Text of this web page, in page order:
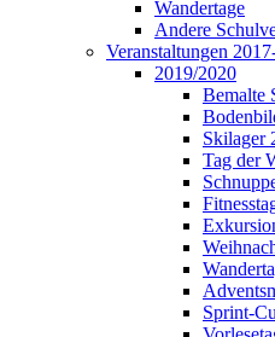
Wandertage
Andere
Veranstaltungen
2019/2020
Bemalte
Skilager
Tag der
Sprint-